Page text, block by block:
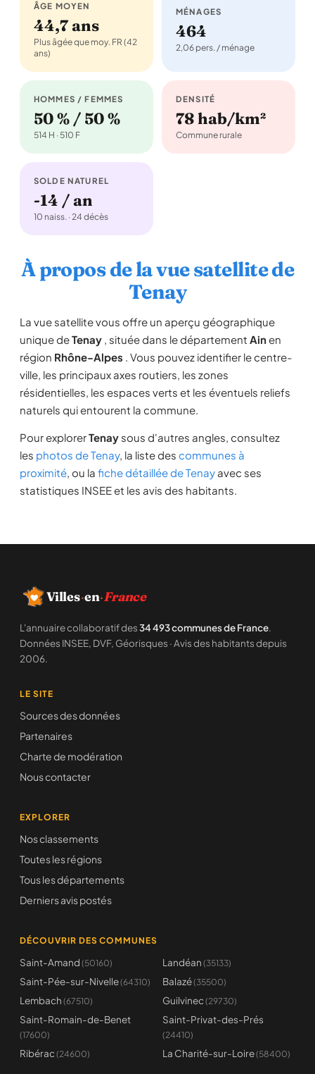
ÂGE MOYEN
44,7 ans
Plus âgée que moy. FR (42
ans)
MÉNAGES
464
2,06 pers. / ménage
HOMMES / FEMMES
50 % / 50 %
514 H · 510 F
DENSITÉ
78 hab/km²
Commune rurale
SOLDE NATUREL
-14 / an
10 naiss. · 24 décès
À propos de la vue satellite de
Tenay
La vue satellite vous offre un aperçu géographique
unique deTenay , située dans le département Ainen
région Rhône-Alpes . Vous pouvez identifier le centre-
ville, les principaux axes routiers, les zones
résidentielles, les espaces verts et les éventuels reliefs
naturels qui entourent la commune.
Pour explorerTenay sous d'autres angles, consultez
les photos de Tenay, la liste des communes à
proximité, ou la fiche détaillée de Tenay avec ses
statistiques INSEE et les avis des habitants.
Villes·en·France
L'annuaire collaboratif des34 493 communes de France.
Données INSEE, DVF, Géorisques · Avis des habitants depuis
2006.
LE SITE
Sources des données
Partenaires
Charte de modération
Nous contacter
EXPLORER
Nos classements
Toutes les régions
Tous les départements
Derniers avis postés
DÉCOUVRIR DES COMMUNES
Saint-Amand (50160) Landéan (35133)
Saint-Pée-sur-Nivelle(64310) Balazé(35500)
Lembach (67510) Guilvinec (29730)
Saint-Romain-de-Benet
(17600)
Saint-Privat-des-Prés
(24410)
Ribérac (24600) La Charité-sur-Loire(58400)